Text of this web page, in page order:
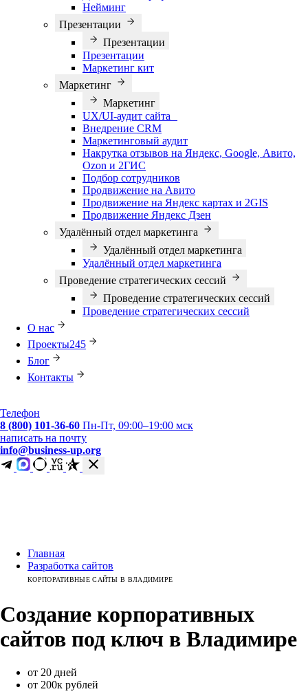
Нейминг
Презентации
Презентации
Презентации
Маркетинг кит
Маркетинг
Маркетинг
UX/UI-аудит сайта
Внедрение CRM
Маркетинговый аудит
Накрутка отзывов на Яндекс, Google, Авито,
Ozon и 2ГИС
Подбор сотрудников
Продвижение на Авито
Продвижение на Яндекс картах и 2GIS
Продвижение Яндекс Дзен
Удалённый отдел маркетинга
Удалённый отдел маркетинга
Удалённый отдел маркетинга
Проведение стратегических сессий
Проведение стратегических сессий
Проведение стратегических сессий
О нас
Проекты245
Блог
Контакты
Телефон
8 (800) 101-36-60 Пн-Пт, 09:00–19:00 мск
написать на почту
info@business-up.org
Главная
Разработка сайтов
КОРПОРАТИВНЫЕ САЙТЫ В ВЛАДИМИРЕ
Создание корпоративных
сайтов под ключ в Владимире
от 20 дней
от 200к рублей